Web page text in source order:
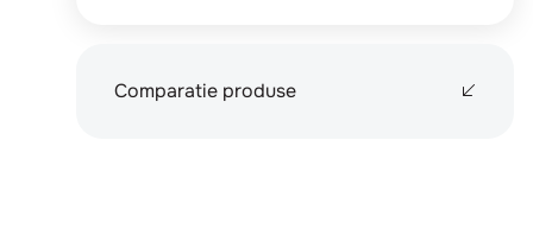
Comparatie produse